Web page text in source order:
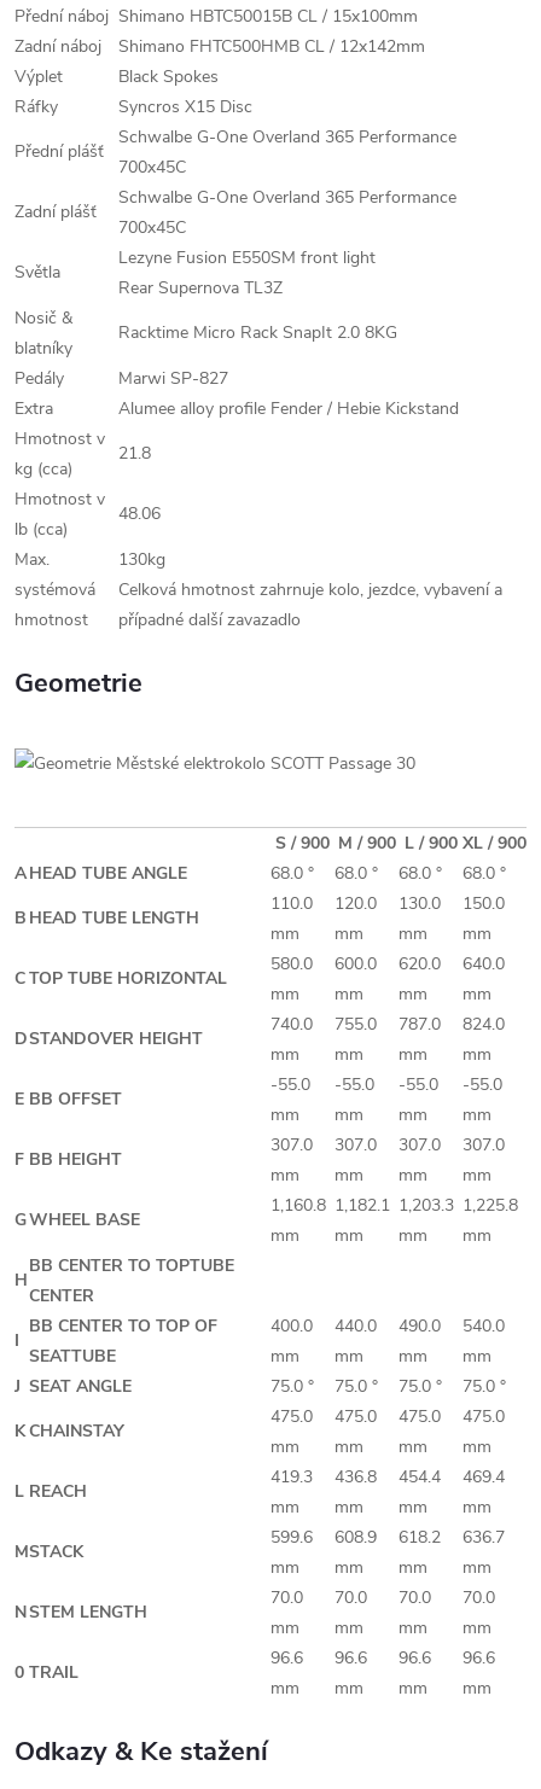
Přední náboj Shimano HBTC50015B CL / 15x100mm
Zadní náboj
Shimano FHTC500HMB CL / 12x142mm
Výplet
Black Spokes
Ráfky
Syncros X15 Disc
Přední plášť
Schwalbe G-One Overland 365 Performance
700x45C
Zadní plášť
Schwalbe G-One Overland 365 Performance
700x45C
Světla
Lezyne Fusion E550SM front light
Rear Supernova TL3Z
Nosič &
blatníky
Racktime Micro Rack SnapIt 2.0 8KG
Pedály
Marwi SP-827
Extra
Alumee alloy profile Fender / Hebie Kickstand
Hmotnost v
kg (cca)
21.8
Hmotnost v
lb (cca)
48.06
Max.
systémová
hmotnost
130kg
Celková hmotnost zahrnuje kolo, jezdce, vybavení a
případné další zavazadlo
Geometrie
S / 900 M / 900 L / 900 XL / 900
AHEAD TUBE ANGLE 68.0 ° 68.0 ° 68.0 °
68.0 °
B HEAD TUBE LENGTH
110.0
mm
120.0
mm
130.0
mm
150.0
mm
CTOP TUBE HORIZONTAL
580.0
mm
600.0
mm
620.0
mm
640.0
mm
DSTANDOVER HEIGHT
740.0
mm
755.0
mm
787.0
mm
824.0
mm
E BB OFFSET
-55.0
mm
-55.0
mm
-55.0
mm
-55.0
mm
F BB HEIGHT
307.0
mm
307.0
mm
307.0
mm
307.0
mm
GWHEEL BASE
1,160.8
mm
1,182.1
mm
1,203.3
mm
1,225.8
mm
H
BB CENTER TO TOPTUBE
CENTER
I
BB CENTER TO TOP OF
SEATTUBE
400.0
mm
440.0
mm
490.0
mm
540.0
mm
J SEAT ANGLE 75.0 ° 75.0 ° 75.0 °
75.0 °
KCHAINSTAY
475.0
mm
475.0
mm
475.0
mm
475.0
mm
L REACH
419.3
mm
436.8
mm
454.4
mm
469.4
mm
MSTACK
599.6
mm
608.9
mm
618.2
mm
636.7
mm
NSTEM LENGTH
70.0
mm
70.0
mm
70.0
mm
70.0
mm
0 TRAIL
96.6
mm
96.6
mm
96.6
mm
96.6
mm
Odkazy & Ke stažení